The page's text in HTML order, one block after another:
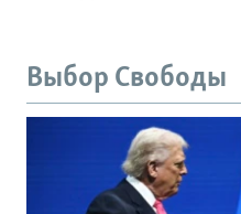
Выбор Свободы